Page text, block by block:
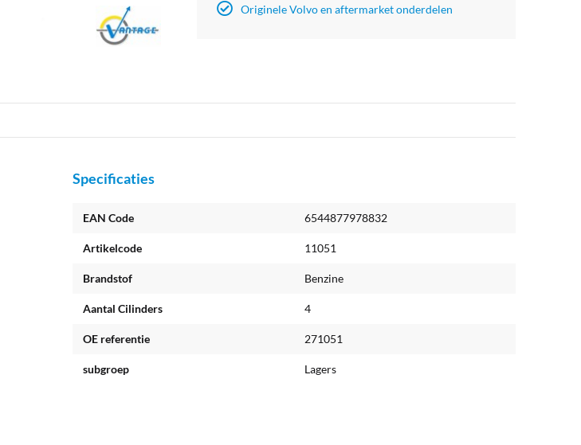
Brand
Originele Volvo en aftermarket onderdelen
Specificaties
EAN Code 6544877978832
Artikelcode 11051
Brandstof Benzine
Aantal Cilinders 4
OE referentie 271051
subgroep Lagers